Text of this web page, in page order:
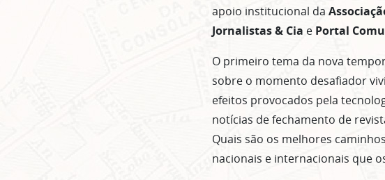
apoio institucional da
Jornalistas & Cia e Portal
O primeiro tema da nova
sobre o momento desafiador
efeitos provocados pela
notícias de fechamento de
Quais são os melhores
nacionais e internacionais que